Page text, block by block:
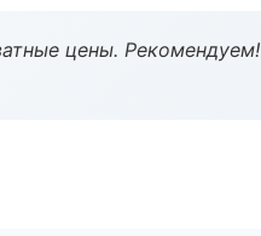
цены. Рекомендуем!